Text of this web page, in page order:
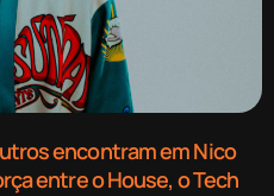
encontram em Nico
entre o House, o Tech